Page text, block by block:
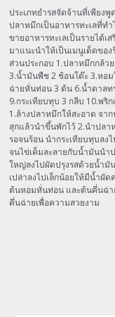
ประเภทยำรสจัดจ้านที่เพียง
ปลาหมึกเป็นอาหารทะเลที่ท
ขายอาหารทะเลเป็นรายได้
มาแนะนำให้เป็นเมนูเด็ดขอ
ส่วนประกอบ 1.ปลาหมึกกล้ว
3.น้ำมันพืช 2 ช้อนโต๊ะ 3.หอ
ฉ่ายหั่นท่อน 3 ต้น 6.น้ำตาล
9.กระเทียบทุบ 3 กลีบ 10.พริ
1.ล้างปลาหมึกให้สะอาด จา
สุกแล้วนำขึ้นพักไว้ 2.นำปล
รอจนร้อน นำกระเทียบทุบลง
จนไข่เค็มละลายกับน้ำมันนำ
ใหญ่ลงไปผัดปรุงรสด้วยน้ำมั
เปล่าลงไปเล็กน้อยให้มีน้ำผั
ต้นหอมหั่นท่อน และต้นคึ่นฉ่า
คึ่นฉ่ายเพื่อความสวยงาม